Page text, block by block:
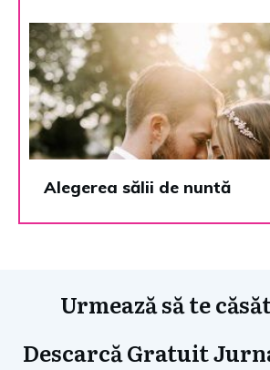
Alegerea sălii de nuntă
Urmează să te
Descarcă Gratuit